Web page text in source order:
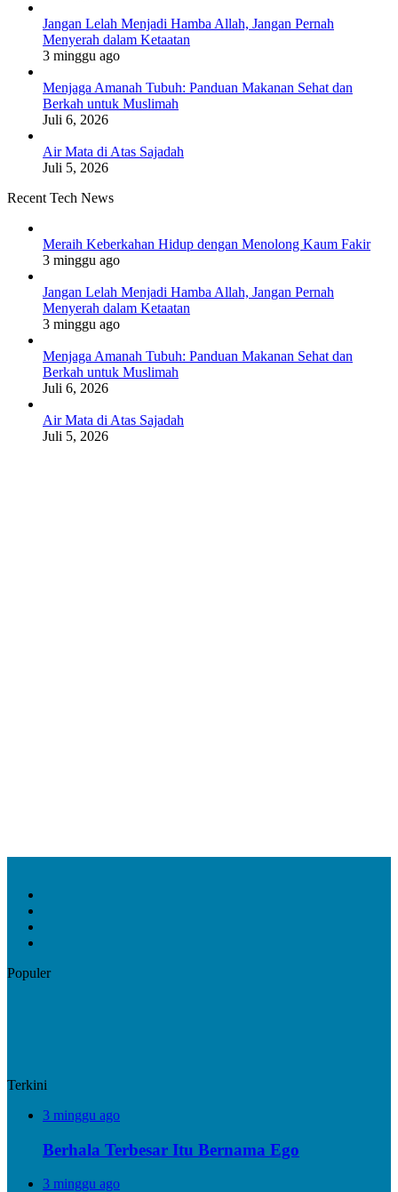
Jangan Lelah Menjadi Hamba Allah, Jangan Pernah
Menyerah dalam Ketaatan
3 minggu ago
Menjaga Amanah Tubuh: Panduan Makanan Sehat dan
Berkah untuk Muslimah
Juli 6, 2026
Air Mata di Atas Sajadah
Juli 5, 2026
Recent Tech News
Meraih Keberkahan Hidup dengan Menolong Kaum Fakir
3 minggu ago
Jangan Lelah Menjadi Hamba Allah, Jangan Pernah
Menyerah dalam Ketaatan
3 minggu ago
Menjaga Amanah Tubuh: Panduan Makanan Sehat dan
Berkah untuk Muslimah
Juli 6, 2026
Air Mata di Atas Sajadah
Juli 5, 2026
Populer
Terkini
3 minggu ago
Berhala Terbesar Itu Bernama Ego
3 minggu ago